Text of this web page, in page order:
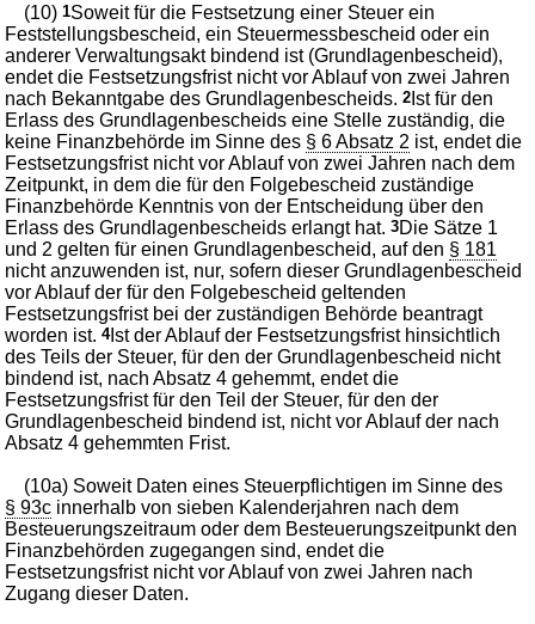
(10)1Soweit für die Festsetzung einer Steuer ein
Feststellungsbescheid, ein Steuermessbescheid oder ein
anderer Verwaltungsakt bindend ist (Grundlagenbescheid),
endet die Festsetzungsfrist nicht vor Ablauf von zwei Jahren
nach Bekanntgabe des Grundlagenbescheids.2 Ist für den
Erlass des Grundlagenbescheids eine Stelle zuständig, die
keine Finanzbehörde im Sinne des § 6 Absatz 2 ist, endet die
Festsetzungsfrist nicht vor Ablauf von zwei Jahren nach dem
Zeitpunkt, in dem die für den Folgebescheid zuständige
Finanzbehörde Kenntnis von der Entscheidung über den
Erlass des Grundlagenbescheids erlangt hat.3Die Sätze 1
und 2 gelten für einen Grundlagenbescheid, auf den § 181
nicht anzuwenden ist, nur, sofern dieser Grundlagenbescheid
vor Ablauf der für den Folgebescheid geltenden
Festsetzungsfrist bei der zuständigen Behörde beantragt
worden ist.4Ist der Ablauf der Festsetzungsfrist hinsichtlich
des Teils der Steuer, für den der Grundlagenbescheid nicht
bindend ist, nach Absatz 4 gehemmt, endet die
Festsetzungsfrist für den Teil der Steuer, für den der
Grundlagenbescheid bindend ist, nicht vor Ablauf der nach
Absatz 4 gehemmten Frist.
(10a) Soweit Daten eines Steuerpflichtigen im Sinne des
§ 93c innerhalb von sieben Kalenderjahren nach dem
Besteuerungszeitraum oder dem Besteuerungszeitpunkt den
Finanzbehörden zugegangen sind, endet die
Festsetzungsfrist nicht vor Ablauf von zwei Jahren nach
Zugang dieser Daten.